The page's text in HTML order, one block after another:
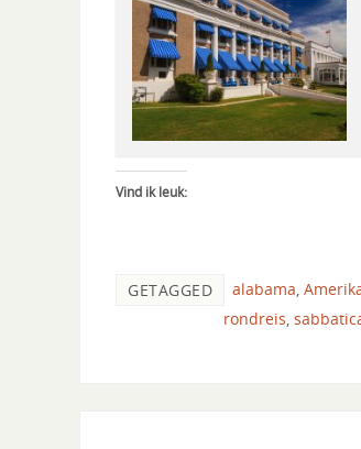
Vind ik leuk:
GETAGGED alabama
rondreis